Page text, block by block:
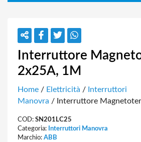
Interruttore
2x25A, 1M
Home / Elettricità / Interruttori
Manovra / Interruttore
COD: SN201LC25
Categoria: Interruttori Manovra
Marchio: ABB